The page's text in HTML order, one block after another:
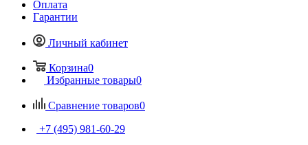
Оплата
Гарантии
Личный кабинет
Корзина0
Избранные товары0
Сравнение товаров0
+7 (495) 981-60-29